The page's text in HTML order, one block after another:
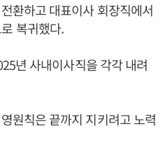
환하고 대표이사 회장직에서
복귀했다.
년 사내이사직을 각각 내려
원칙은 끝까지 지키려고 노력